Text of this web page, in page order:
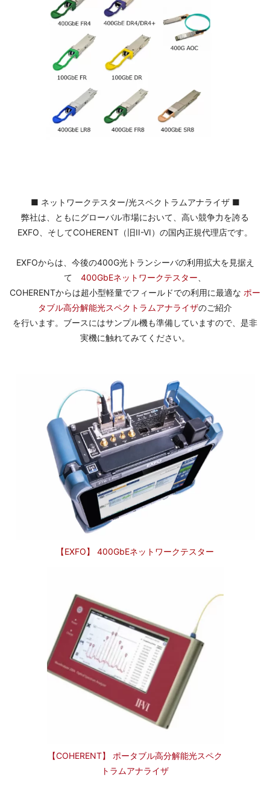
■ ネットワークテスター/光スペクトラムアナライザ ■
弊社は、ともにグローバル市場において、高い競争力を誇る
EXFO、そしてCOHERENT（旧II-VI）の国内正規代理店です。
EXFOからは、今後の400G光トランシーバの利用拡大を見据え
て 400GbEネットワークテスター
COHERENTからは超小型軽量でフィールドでの利用に最適な ポー
タブル高分解能光スペクトラムアナライザのご紹介
を行います。ブースにはサンプル機も準備していますので、是非
実機に触れてみてください。
【EXFO】 400GbEネットワークテスター
【COHERENT】 ポータブル高分解能光スペク
トラムアナライザ